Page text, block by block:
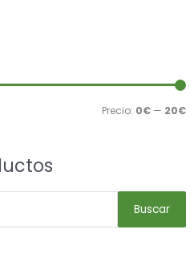
Precio: 0€ — 20€
Buscar